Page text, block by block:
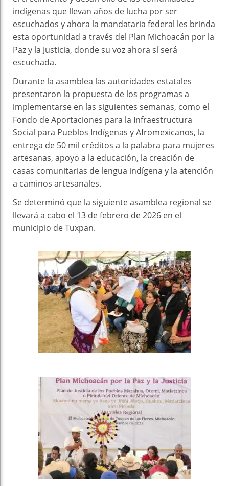
indígenas que llevan años de lucha por ser
escuchados y ahora la mandataria federal les brinda
esta oportunidad a través del Plan Michoacán por la
Paz y la Justicia, donde su voz ahora sí será
escuchada.
Durante la asamblea las autoridades estatales
presentaron la propuesta de los programas a
implementarse en las siguientes semanas, como el
Fondo de Aportaciones para la Infraestructura
Social para Pueblos Indígenas y Afromexicanos, la
entrega de 50 mil créditos a la palabra para mujeres
artesanas, apoyo a la educación, la creación de
casas comunitarias de lengua indígena y la atención
a caminos artesanales.
Se determinó que la siguiente asamblea regional se
llevará a cabo el 13 de febrero de 2026 en el
municipio de Tuxpan.